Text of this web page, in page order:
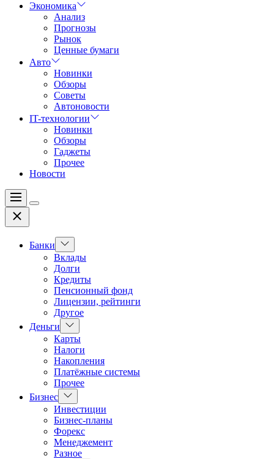
Экономика
Анализ
Прогнозы
Рынок
Ценные бумаги
Авто
Новинки
Обзоры
Советы
Автоновости
IT-технологии
Новинки
Обзоры
Гаджеты
Прочее
Новости
Меню
Цвет
Закрыть
Банки
Показать
подменю
Вклады
Долги
Кредиты
Пенсионный фонд
Лицензии, рейтинги
Другое
Деньги
Показать
подменю
Карты
Налоги
Накопления
Платёжные системы
Прочее
Бизнес Показать
подменю
Инвестиции
Бизнес-планы
Форекс
Менеджемент
Разное